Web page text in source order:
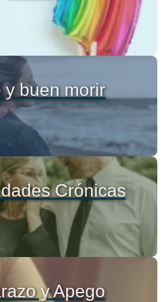
y buen morir
Crónicas
y Apego